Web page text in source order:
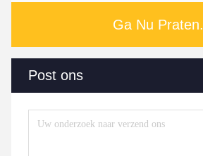
Ga Nu Praten.
Post ons